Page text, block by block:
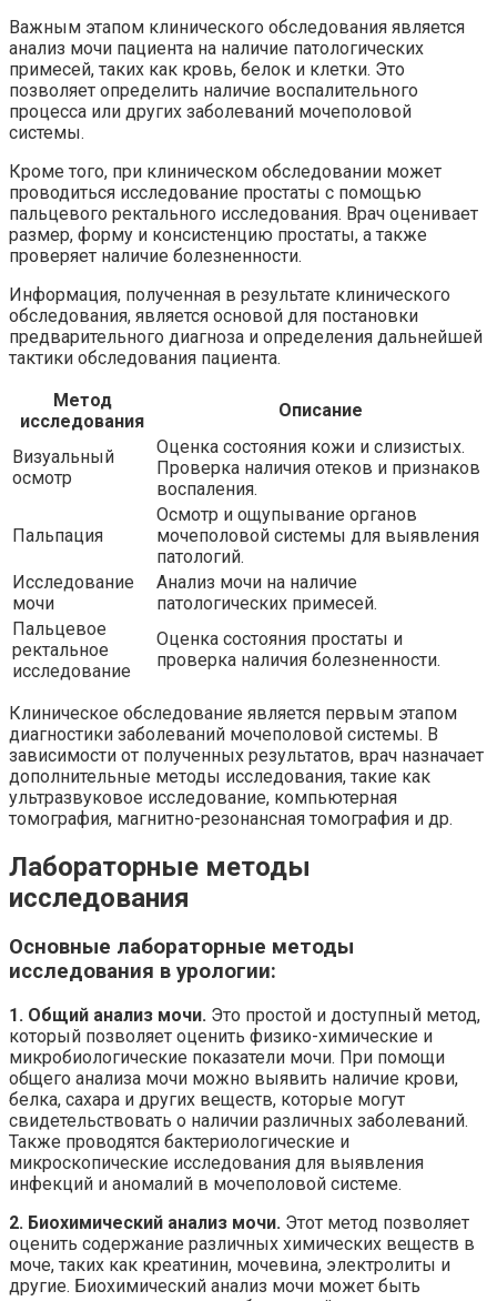
Важным этапом клинического обследования является
анализ мочи пациента на наличие патологических
примесей, таких как кровь, белок и клетки. Это
позволяет определить наличие воспалительного
процесса или других заболеваний мочеполовой
системы.
Кроме того, при клиническом обследовании может
проводиться исследование простаты с помощью
пальцевого ректального исследования. Врач оценивает
размер, форму и консистенцию простаты, а также
проверяет наличие болезненности.
Информация, полученная в результате клинического
обследования, является основой для постановки
предварительного диагноза и определения дальнейшей
тактики обследования пациента.
Метод
исследования
Описание
Визуальный
осмотр
Оценка состояния кожи и слизистых.
Проверка наличия отеков и признаков
воспаления.
Пальпация
Осмотр и ощупывание органов
мочеполовой системы для выявления
патологий.
Исследование
мочи
Анализ мочи на наличие
патологических примесей.
Пальцевое
ректальное
исследование
Оценка состояния простаты и
проверка наличия болезненности.
Клиническое обследование является первым этапом
диагностики заболеваний мочеполовой системы. В
зависимости от полученных результатов, врач назначает
дополнительные методы исследования, такие как
ультразвуковое исследование, компьютерная
томография, магнитно-резонансная томография и др.
Лабораторные методы
исследования
Основные лабораторные методы
исследования в урологии:
1. Общий анализ мочи. Это простой и доступный метод,
который позволяет оценить физико-химические и
микробиологические показатели мочи. При помощи
общего анализа мочи можно выявить наличие крови,
белка, сахара и других веществ, которые могут
свидетельствовать о наличии различных заболеваний.
Также проводятся бактериологические и
микроскопические исследования для выявления
инфекций и аномалий в мочеполовой системе.
2. Биохимический анализ мочи. Этот метод позволяет
оценить содержание различных химических веществ в
моче, таких как креатинин, мочевина, электролиты и
другие. Биохимический анализ мочи может быть